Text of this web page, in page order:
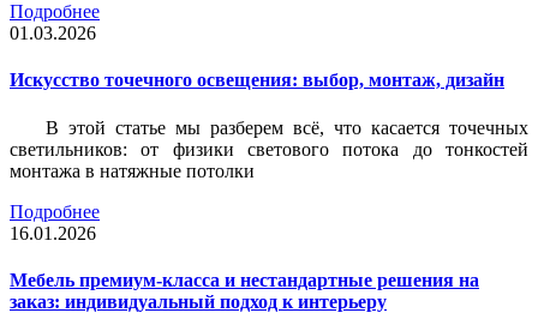
Подробнее
01.03.2026
Искусство точечного освещения: выбор, монтаж, дизайн
В этой статье мы разберем всё, что касается точечных
светильников: от физики светового потока до тонкостей
монтажа в натяжные потолки
Подробнее
16.01.2026
Мебель премиум-класса и нестандартные решения на
заказ: индивидуальный подход к интерьеру